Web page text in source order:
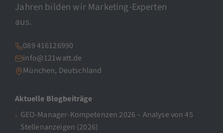
Jahren bilden wir Marketing-Experten
aus.
089 416126990
info@121watt.de
München, Deutschland
Aktuelle Blogbeiträge
GEO-Manager-Kompetenzen 2026 – Analyse von 45
Stellenanzeigen (2026)